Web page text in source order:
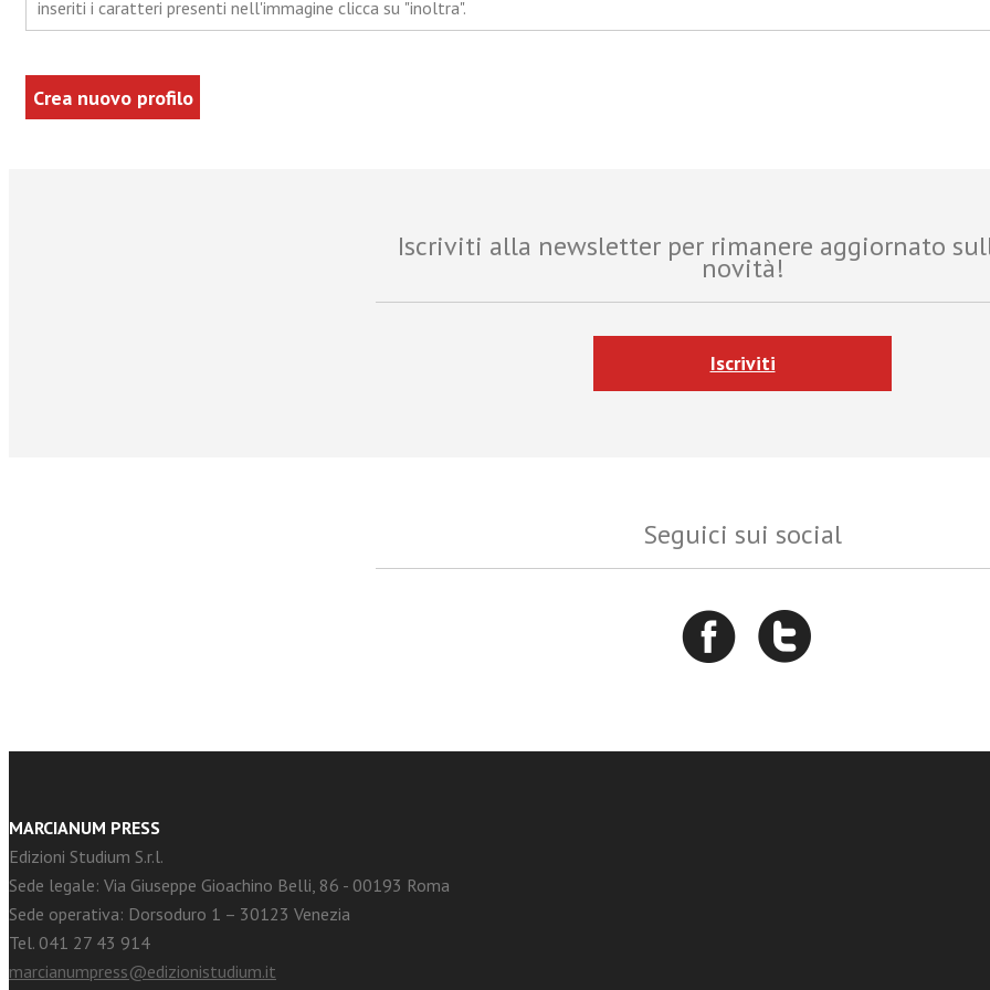
inseriti i caratteri presenti nell'immagine clicca su "inoltra".
Iscriviti alla newsletter per rimanere aggiornato
novità!
Iscriviti
Seguici sui social
MARCIANUM PRESS
Edizioni Studium S.r.l.
Sede legale: Via Giuseppe Gioachino Belli, 86 - 00193 Roma
Sede operativa: Dorsoduro 1 – 30123 Venezia
Tel. 041 27 43 914
marcianumpress@edizionistudium.it